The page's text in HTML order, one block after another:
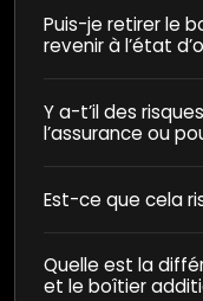
Puis-je retirer le
revenir à l’état
Y a-t’il des
l’assurance ou
Est-ce que cela
Quelle est la
et le boîtier